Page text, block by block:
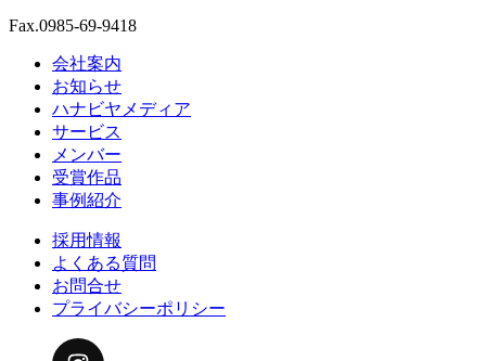
Fax.0985-69-9418
会社案内
お知らせ
ハナビヤメディア
サービス
メンバー
受賞作品
事例紹介
採用情報
よくある質問
お問合せ
プライバシーポリシー